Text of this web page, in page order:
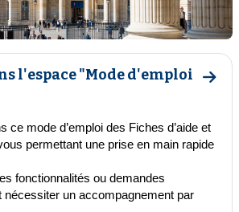
l'espace "Mode d'emploi
Aller
ce mode d’emploi des Fiches d’aide et
permettant une prise en main rapide
fonctionnalités ou demandes
nécessiter un accompagnement par